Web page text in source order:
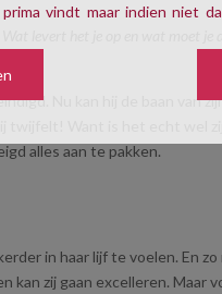
levert het je op en wat moet je
Nu kan hij de baan van
twijfelt! Want is het echt wel
alles aan te pakken.
in haar lijf te voelen. En zo
kan zij gaan excelleren. Maar
vindt maar indien niet